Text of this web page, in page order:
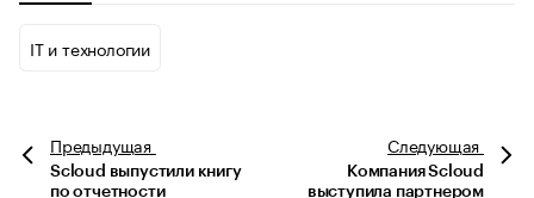
IT и технологии
Предыдущая
Scloud выпустили книгу
по отчетности
Следующая
Компания Scloud
выступила партнером